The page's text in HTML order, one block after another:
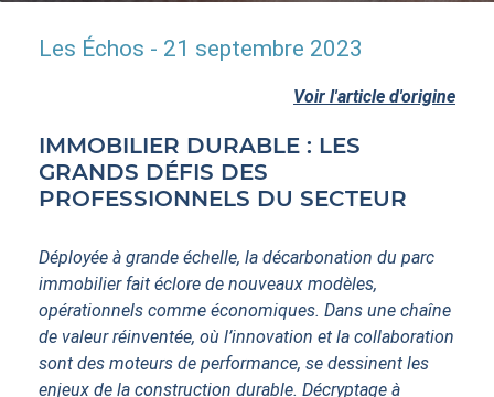
CONTACT
Les Échos - 21 septembre 2023
Voir l'article d'origine
IMMOBILIER DURABLE : LES
GRANDS DÉFIS DES
PROFESSIONNELS DU SECTEUR
Déployée à grande échelle, la décarbonation du parc
immobilier fait éclore de nouveaux modèles,
opérationnels comme économiques. Dans une chaîne
de valeur réinventée, où l’innovation et la collaboration
sont des moteurs de performance, se dessinent les
enjeux de la construction durable. Décryptage à